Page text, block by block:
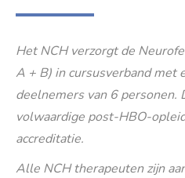
Het NCH verzorgt de
A + B) in cursusverband met
deelnemers van 6 personen.
volwaardige post-HBO-
accreditatie.
Alle NCH therapeuten zijn